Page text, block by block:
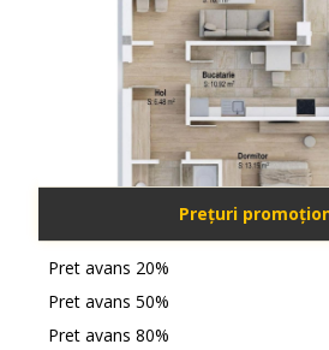
Prețuri
Pret avans 20%
Pret avans 50%
Pret avans 80%